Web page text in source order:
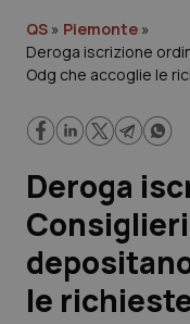
Governo e
Regioni e Asl
Lavoro e
Scienza e Farmaci
Studi e Analisi
QS » Piemonte »
Deroga iscrizione
Odg che accoglie le
Deroga
le